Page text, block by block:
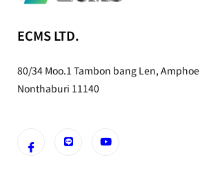
ECMS LTD.
80/34 Moo.1 Tambon bang Len,
Nonthaburi 11140